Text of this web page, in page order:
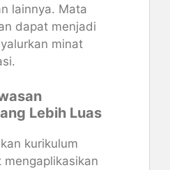
lainnya. Mata
dapat menjadi
minat
Lebih Luas
kurikulum